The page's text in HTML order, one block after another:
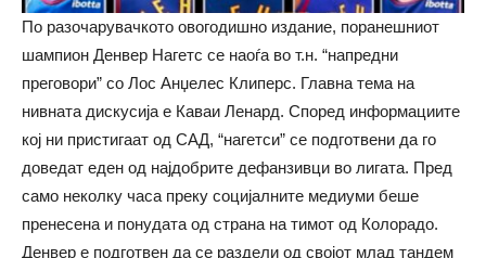
По разочарувачкото овогодишно издание, поранешниот
шампион Денвер Нагетс се наоѓа во т.н. “напредни
преговори” со Лос Анџелес Клиперс. Главна тема на
нивната дискусија е Каваи Ленард. Според информациите
кој ни пристигаат од САД, “нагетси” се подготвени да го
доведат еден од најдобрите дефанзивци во лигата. Пред
само неколку часа преку социјалните медиуми беше
пренесена и понудата од страна на тимот од Колорадо.
Денвер е подготвен да се раздели од својот млад тандем